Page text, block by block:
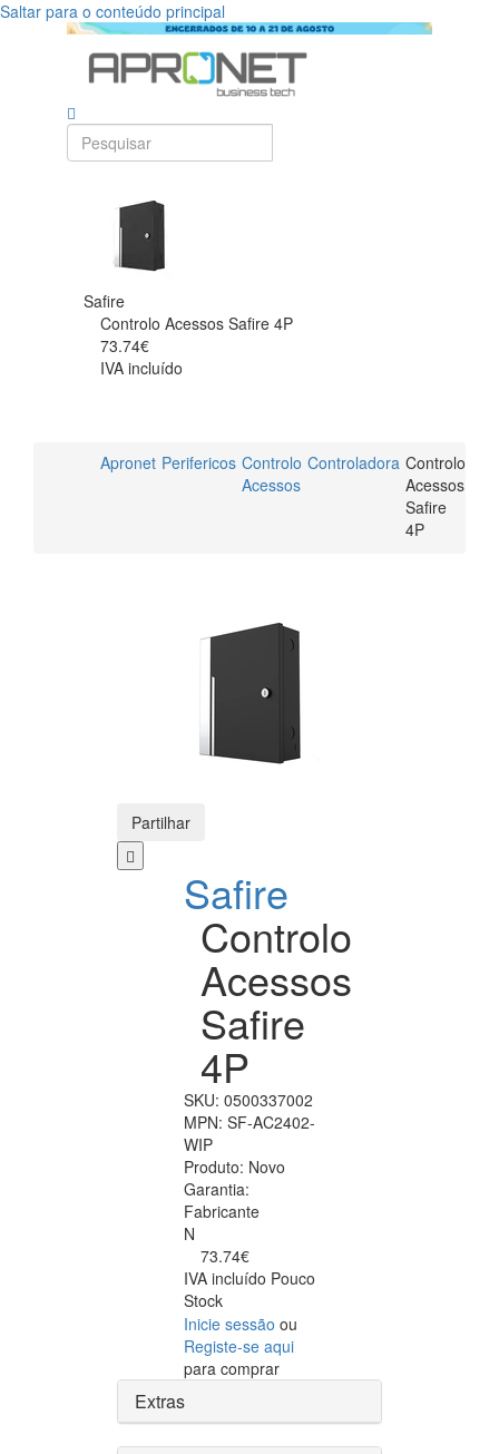
Saltar para o conteúdo principal
Safire
Controlo Acessos Safire 4P
73.74€
IVA incluído
Apronet Perifericos Controlo
Acessos
Controladora Controlo
Acessos
Safire
4P
Partilhar
Safire
Controlo
Acessos
Safire
4P
SKU: 0500337002
MPN: SF-AC2402-
WIP
Produto: Novo
Garantia:
Fabricante
N
73.74€
IVA incluído Pouco
Stock
Inicie sessão ou
Registe-se aqui
para comprar
Extras